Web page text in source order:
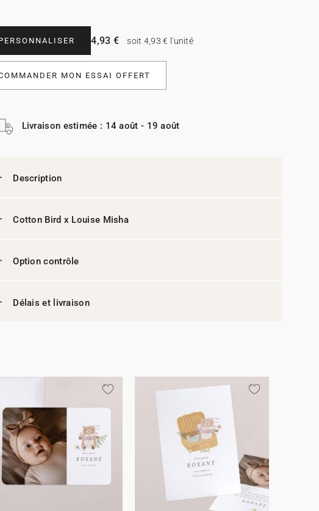
4,93 € soit 4,93 € l'unité
MON ESSAI OFFERT
Livraison estimée : 14 août - 19 août
Description
Cotton Bird x Louise Misha
Option contrôle
Délais et livraison